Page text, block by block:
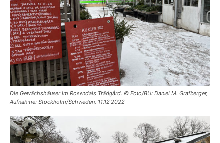
Die Gewächshäuser im Rosendals Trädgård. © Foto/BU: Daniel M. Grafberger,
Aufnahme: Stockholm/Schweden, 11.12.2022